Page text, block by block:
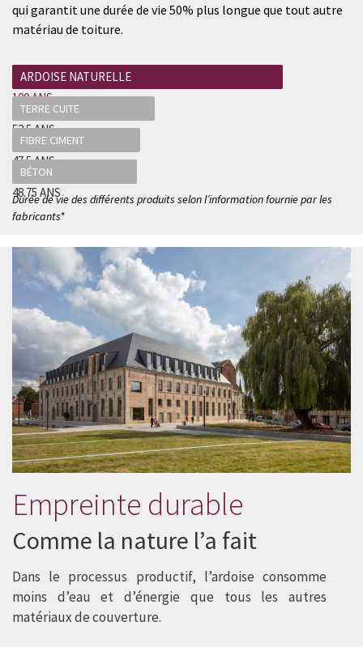
qui garantit une durée de vie 50% plus longue que tout autre
matériau de toiture.
ARDOISE NATURELLE
100 ANS
TERRE CUITE
52.5 ANS
FIBRE CIMENT
47.5 ANS
BÉTON
48.75 ANS
Durée de vie des différents produits selon l’information fournie par les
fabricants*
Empreinte durable
Comme la nature l’a fait
Dans le processus productif, l’ardoise consomme
moins d’eau et d’énergie que tous les autres
matériaux de couverture.